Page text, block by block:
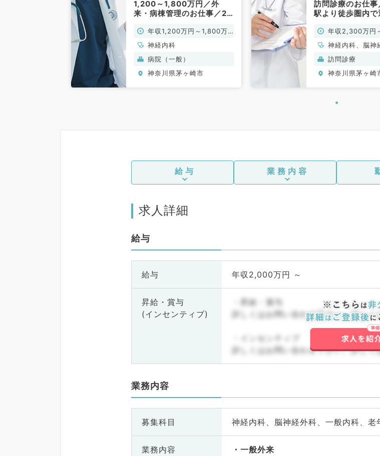
1,200～1,800万円／外
来・病棟管理のお仕事／2
勤）年収1,200万円～1,800万
円
神経内科
病院（一般）
神奈川県茅ヶ崎市
訪問診療のお仕事
駅より徒歩圏内で
年収2,300万円
円
神経内科、脳神
般内科、老年内
全般、一般外科
訪問診療
神奈川県茅ヶ崎
給与 業務内容
求人詳細
給与
給与 年収2,000万円 ～
昇給・賞与
(インセンティブ)
・昇給・賞与
詳しくはお問い合わせ下さい。詳しく
・インセンティブ
詳しくはお問い合わせ下さい。詳しく
業務内容
募集科目 神経内科、脳神経外科、一般内科、
業務内容
一般外来